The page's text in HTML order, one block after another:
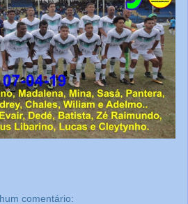
comentário: